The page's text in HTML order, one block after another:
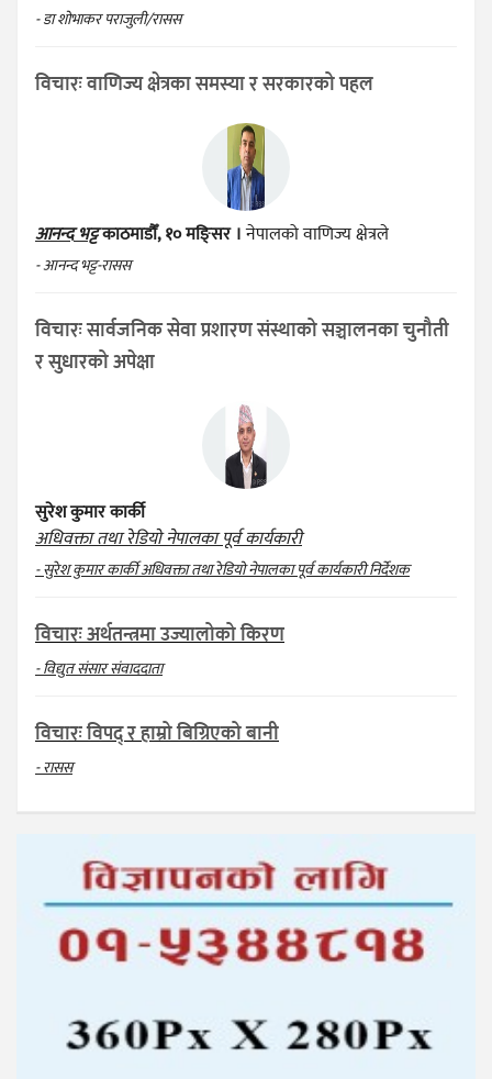
- डा शोभाकर पराजुली/रासस
विचारः वाणिज्य क्षेत्रका समस्या र सरकारको पहल
आनन्द भट्टकाठमाडौँ, १० मङ्सिर ।नेपालको वाणिज्य क्षेत्रले
- आनन्द भट्ट-रासस
विचारः सार्वजनिक सेवा प्रशारण संस्थाको सञ्चालनका चुनौती
र सुधारको अपेक्षा
सुरेश कुमार कार्की
अधिवक्ता तथा रेडियो नेपालका पूर्व कार्यकारी
- सुरेश कुमार कार्की अधिवक्ता तथा रेडियो नेपालका पूर्व कार्यकारी निर्देशक
विचारः अर्थतन्त्रमा उज्यालोको किरण
- विद्युत संसार संवाददाता
विचारः विपद् र हाम्रो बिग्रिएको बानी
- रासस